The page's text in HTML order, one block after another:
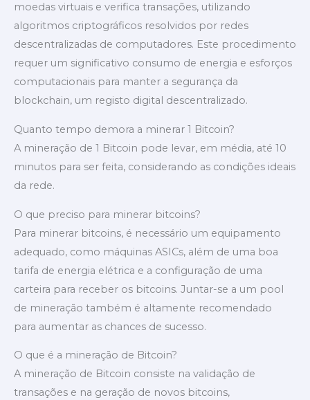
moedas virtuais e verifica transações, utilizando
algoritmos criptográficos resolvidos por redes
descentralizadas de computadores. Este procedimento
requer um significativo consumo de energia e esforços
computacionais para manter a segurança da
blockchain, um registo digital descentralizado.
Quanto tempo demora a minerar 1 Bitcoin?
A mineração de 1 Bitcoin pode levar, em média, até 10
minutos para ser feita, considerando as condições ideais
da rede.
O que preciso para minerar bitcoins?
Para minerar bitcoins, é necessário um equipamento
adequado, como máquinas ASICs, além de uma boa
tarifa de energia elétrica e a configuração de uma
carteira para receber os bitcoins. Juntar-se a um pool
de mineração também é altamente recomendado
para aumentar as chances de sucesso.
O que é a mineração de Bitcoin?
A mineração de Bitcoin consiste na validação de
transações e na geração de novos bitcoins,